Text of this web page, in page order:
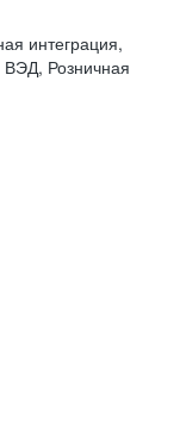
интеграция,
ВЭД, Розничная